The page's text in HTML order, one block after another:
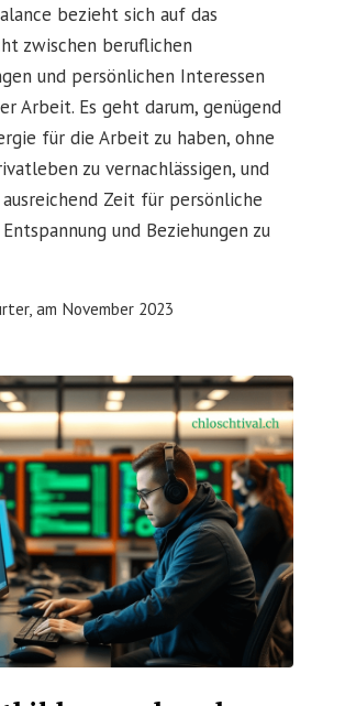
bezieht sich auf das
zwischen beruflichen
und persönlichen Interessen
Arbeit. Es geht darum, genügend
für die Arbeit zu haben, ohne
zu vernachlässigen, und
Zeit für persönliche
und Beziehungen zu
am November 2023